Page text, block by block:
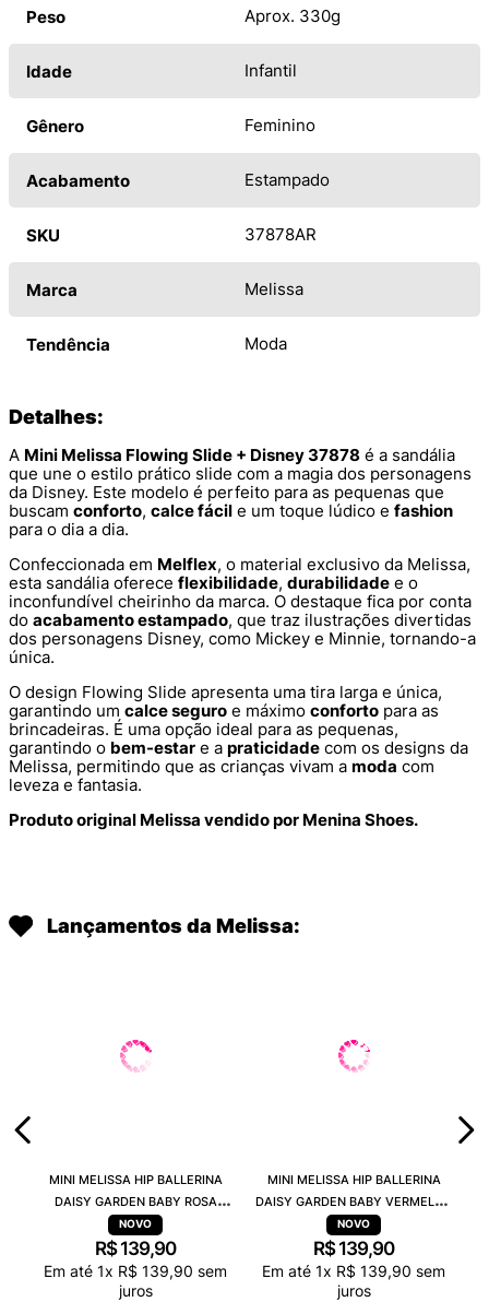
Peso Aprox. 330g
Idade Infantil
Gênero Feminino
Acabamento Estampado
SKU 37878AR
Marca Melissa
Tendência Moda
Detalhes:
A Mini Melissa Flowing Slide + Disney 37878 é a sandália
que une o estilo prático slide com a magia dos personagens
da Disney. Este modelo é perfeito para as pequenas que
buscam conforto, calce fácil e um toque lúdico e fashion
para o dia a dia.
Confeccionada em Melflex, o material exclusivo da Melissa,
esta sandália oferece flexibilidade, durabilidade e o
inconfundível cheirinho da marca. O destaque fica por conta
do acabamento estampado, que traz ilustrações divertidas
dos personagens Disney, como Mickey e Minnie, tornando-a
única.
O design Flowing Slide apresenta uma tira larga e única,
garantindo um calce seguro e máximo conforto para as
brincadeiras. É uma opção ideal para as pequenas,
garantindo o bem-estar e a praticidade com os designs da
Melissa, permitindo que as crianças vivam a moda com
leveza e fantasia.
Produto original Melissa vendido por Menina Shoes.
Lançamentos da Melissa:
MINI MELISSA HIP BALLERINA
DAISY GARDEN BABY ROSA
PRETO 38115
R$ 139,90
Em até 1x R$ 139,90 sem
juros
MINI MELISSA HIP BALLERINA
DAISY GARDEN BABY VERMELHO
PRETO 38115
R$ 139,90
Em até 1x R$ 139,90 sem
juros